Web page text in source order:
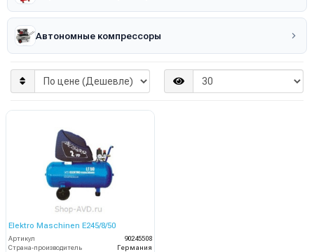
Автономные компрессоры
Elektro Maschinen E245/8/50
Артикул
90245508
Страна-производитель
Германия